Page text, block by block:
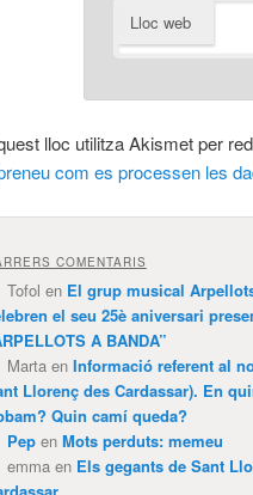
Lloc web
lloc utilitza Akismet per
com es processen les
COMENTARIS
Tofol en El grup musical
el seu 25è aniversari
A BANDA”
Martaen Informació referent al
Llorenç des Cardassar). En
Quin camí queda?
Pepen Mots perduts: memeu
emmaen Els gegants de Sant